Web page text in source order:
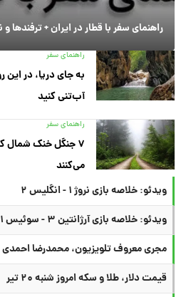
راهنمای سفر با قطار در ایران +
راهنمای سفر
به جای دریا، در
آب‌تنی کنید
راهنمای سفر
۷ جنگل خنک شمال
می‌کنند
ویدئو: خلاصه بازی نروژ ۱ - انگلیس ۲
ویدئو: خلاصه بازی آرژانتین ۳ - سوئیس ۱
مجری معروف تلویزیون، محمدرضا
قیمت دلار، طلا و سکه امروز شنبه ۲۰ تیر